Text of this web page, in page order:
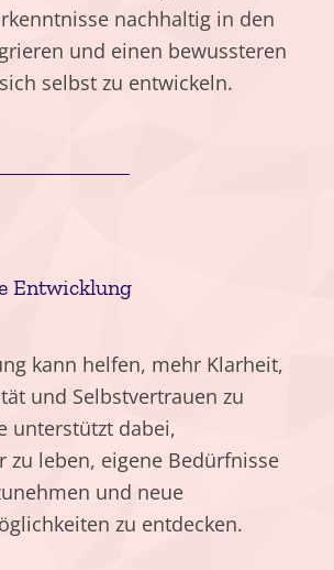
nachhaltig in den
und einen bewussteren
selbst zu entwickeln.
Entwicklung
kann helfen, mehr Klarheit,
und Selbstvertrauen zu
unterstützt dabei,
zu leben, eigene Bedürfnisse
und neue
zu entdecken.